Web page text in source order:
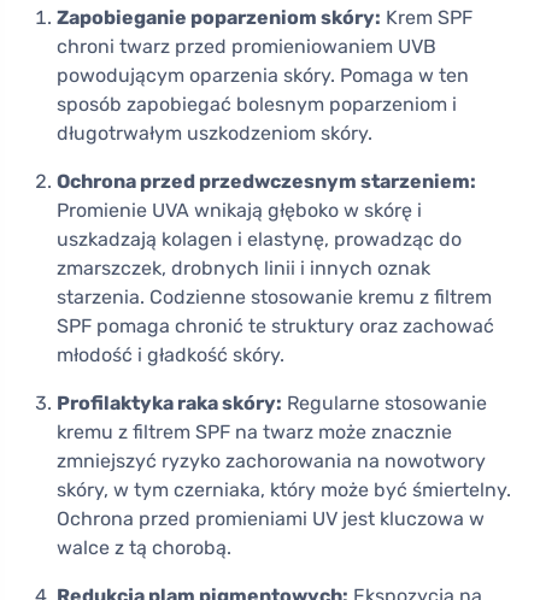
Zapobieganie poparzeniom skóry: Krem SPF
chroni twarz przed promieniowaniem UVB
powodującym oparzenia skóry. Pomaga w ten
sposób zapobiegać bolesnym poparzeniom i
długotrwałym uszkodzeniom skóry.
Ochrona przed przedwczesnym starzeniem:
Promienie UVA wnikają głęboko w skórę i
uszkadzają kolagen i elastynę, prowadząc do
zmarszczek, drobnych linii i innych oznak
starzenia. Codzienne stosowanie kremu z filtrem
SPF pomaga chronić te struktury oraz zachować
młodość i gładkość skóry.
Profilaktyka raka skóry: Regularne stosowanie
kremu z filtrem SPF na twarz może znacznie
zmniejszyć ryzyko zachorowania na nowotwory
skóry, w tym czerniaka, który może być śmiertelny.
Ochrona przed promieniami UV jest kluczowa w
walce z tą chorobą.